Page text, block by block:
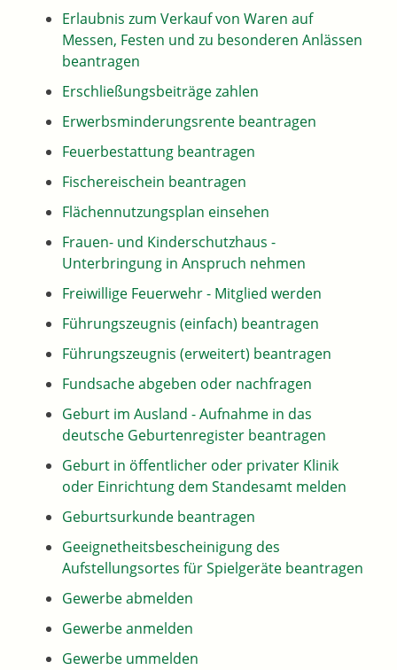
Erlaubnis zum Verkauf von Waren auf
Messen, Festen und zu besonderen Anlässen
beantragen
Erschließungsbeiträge zahlen
Erwerbsminderungsrente beantragen
Feuerbestattung beantragen
Fischereischein beantragen
Flächennutzungsplan einsehen
Frauen- und Kinderschutzhaus -
Unterbringung in Anspruch nehmen
Freiwillige Feuerwehr - Mitglied werden
Führungszeugnis (einfach) beantragen
Führungszeugnis (erweitert) beantragen
Fundsache abgeben oder nachfragen
Geburt im Ausland - Aufnahme in das
deutsche Geburtenregister beantragen
Geburt in öffentlicher oder privater Klinik
oder Einrichtung dem Standesamt melden
Geburtsurkunde beantragen
Geeignetheitsbescheinigung des
Aufstellungsortes für Spielgeräte beantragen
Gewerbe abmelden
Gewerbe anmelden
Gewerbe ummelden